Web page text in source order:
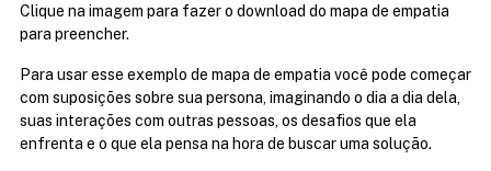
Clique na imagem para fazer o download do mapa de empatia
para preencher.
Para usar esse exemplo de mapa de empatia você pode começar
com suposições sobre sua persona, imaginando o dia a dia dela,
suas interações com outras pessoas, os desafios que ela
enfrenta e o que ela pensa na hora de buscar uma solução.